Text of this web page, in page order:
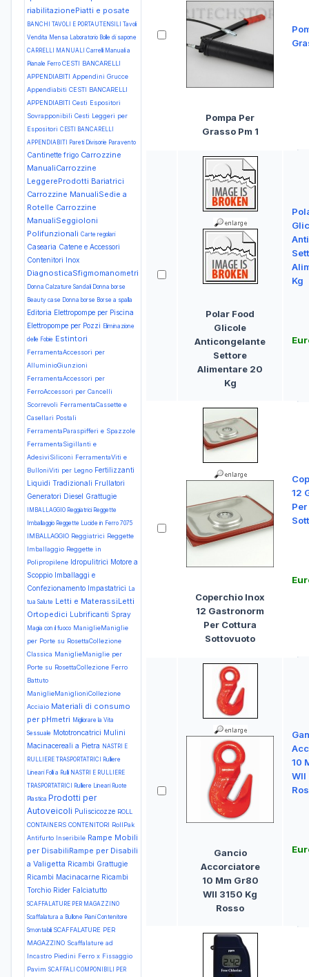
riabilitazionePiatti e posate
BANCHI TAVOLI E PORTAUTENSILI Tavoli
Vendita Mensa Laboratorio Bolle di sapone
CARRELLI MANUALI Carrelli Manuali a
Pianale Ferro CESTI BANCARELLI
APPENDIABITI Appendini Grucce
Appendiabiti CESTI BANCARELLI
APPENDIABITI Cesti Espositori
Sovrapponibili Cesti Leggeri per
Espositori CESTI BANCARELLI
APPENDIABITI Pareti Divisorie Paravento
Cantinette frigo Carrozzine
ManualiCarrozzine
LeggereProdotti Bariatrici
Carrozzine ManualiSedie a
Rotelle Carrozzine
ManualiSeggioloni
Polifunzionali Carte regolari
Casearia Catene e Accessori
Contenitori Inox
DiagnosticaSfigmomanometri
Donna Calzature Sandali Donna borse
Beauty case Donna borse Borse a spalla
Editoria Elettropompe per Piscina
Elettropompe per Pozzi Eliminazione
delle Fobie Estintori
FerramentaAccessori per
AlluminioGiunzioni
FerramentaAccessori per
FerroAccessori per Cancelli
Scorrevoli FerramentaCassette e
Casellari Postali
FerramentaParaspifferi e Spazzole
FerramentaSigillanti e
AdesiviSiliconi FerramentaViti e
BulloniViti per Legno Fertilizzanti
Liquidi Tradizionali Frullatori
Generatori Diesel Grattugie
IMBALLAGGIO Reggiatrici Reggette
Imballaggio Reggette Lucide in Ferro 7075
IMBALLAGGIO Reggiatrici Reggette
Imballaggio Reggette in
Polipropilene Idropulitrici Motore a
Scoppio Imballaggi e
Confezionamento Impastatrici La
tua Salute Letti e MaterassiLetti
Ortopedici Lubrificanti Spray
Magia con il fuoco ManiglieManiglie
per Porte su RosettaCollezione
Classica ManiglieManiglie per
Porte su RosettaCollezione Ferro
Battuto
ManiglieManiglioniCollezione
Acciaio Materiali di consumo
per pHmetri Migliorare la Vita
Sessuale Mototroncatrici Mulini
Macinacereali a Pietra NASTRI E
RULLIERE TRASPORTATRICI Rulliere
Lineari Folli a Rulli NASTRI E RULLIERE
TRASPORTATRICI Rulliere Lineari Ruote
Plastica Prodotti per
Autoveicoli Puliscicozze ROLL
CONTAINERS CONTENITORI RollPak
Antifurto Inseribile Rampe Mobili
per DisabiliRampe per Disabili
a Valigetta Ricambi Grattugie
Ricambi Macinacarne Ricambi
Torchio Rider Falciatutto
SCAFFALATURE PER MAGAZZINO
Scaffalatura a Bullone Piani Contenitore
Smontabili SCAFFALATURE PER
MAGAZZINO Scaffalature ad
Incastro Piedini Ferro x Fissaggio
Pavim SCAFFALI COMPONIBILI PER
Pompa Per
Grasso Pm 1
Polar Food
Glicole
Anticongelante
Settore
Alimentare 20
Kg
Kg
Coperchio Inox
12 Gastronorm
Per Cottura
Sottovuoto
12
Gancio
Accorciatore
10 Mm Gr80
Wll 3150 Kg
Rosso
10
Wll